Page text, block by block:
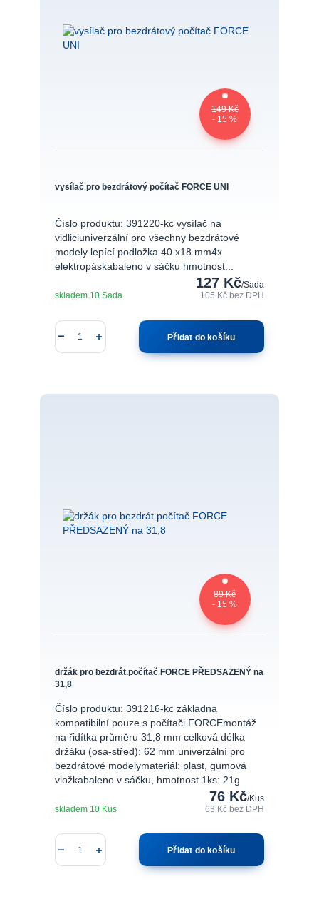
149 Kč
- 15 %
vysílač pro bezdrátový počítač FORCE UNI
Číslo produktu: 391220-kc vysílač na
vidliciuniverzální pro všechny bezdrátové
modely lepící podložka 40 x18 mm4x
elektropáskabaleno v sáčku hmotnost...
127 Kč/Sada
105 Kčbez DPH
skladem 10 Sada
Přidat do košíku
89 Kč
- 15 %
držák pro bezdrát.počítač FORCE PŘEDSAZENÝ na
31,8
Číslo produktu: 391216-kc základna
kompatibilní pouze s počítači FORCEmontáž
na řidítka průměru 31,8 mm celková délka
držáku (osa-střed): 62 mm univerzální pro
bezdrátové modelymateriál: plast, gumová
vložkabaleno v sáčku, hmotnost 1ks: 21g
76 Kč/Kus
63 Kčbez DPH
skladem 10 Kus
Přidat do košíku